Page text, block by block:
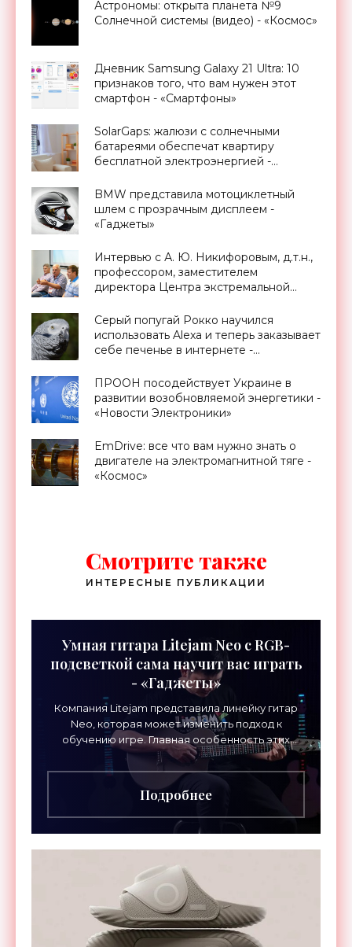
Астрономы: открыта планета №9
Солнечной системы (видео) - «Космос»
Дневник Samsung Galaxy 21 Ultra: 10
признаков того, что вам нужен этот
смартфон - «Смартфоны»
SolarGaps: жалюзи с солнечными
батареями обеспечат квартиру
бесплатной электроэнергией -
BMW представила мотоциклетный
шлем с прозрачным дисплеем -
«Гаджеты»
Интервью с А. Ю. Никифоровым, д.т.н.,
профессором, заместителем
директора Центра экстремальной
МИФИ - «Смартфоны»
Серый попугай Рокко научился
использовать Alexa и теперь заказывает
себе печенье в интернете -
ПРООН посодействует Украине в
развитии возобновляемой энергетики -
«Новости Электроники»
EmDrive: все что вам нужно знать о
двигателе на электромагнитной тяге -
«Космос»
Смотрите также
ИНТЕРЕСНЫЕ ПУБЛИКАЦИИ
Умная гитара Litejam Neo с RGB-
подсветкой сама научит вас играть
- «Гаджеты»
Компания Litejam представила линейку гитар
Neo, которая может изменить подход к
обучению игре. Главная особенность этих
инструментов – встроенная RGB-подсветка
грифа. Светодиоды
Подробнее